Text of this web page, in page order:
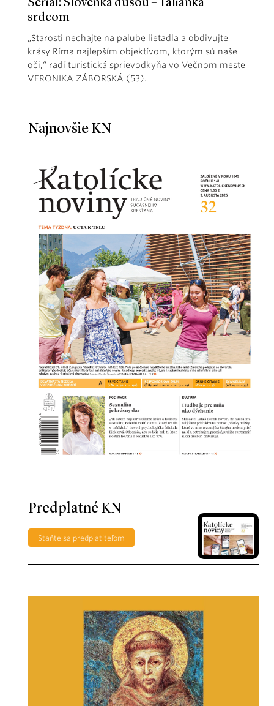
Seriál: Slovenka dušou – Talianka
srdcom
„Starosti nechajte na palube lietadla a obdivujte
krásy Ríma najlepším objektívom, ktorým sú naše
oči,“ radí turistická sprievodkyňa vo Večnom meste
VERONIKA ZÁBORSKÁ (53).
Najnovšie KN
Predplatné KN
Staňte sa predplatiteľom